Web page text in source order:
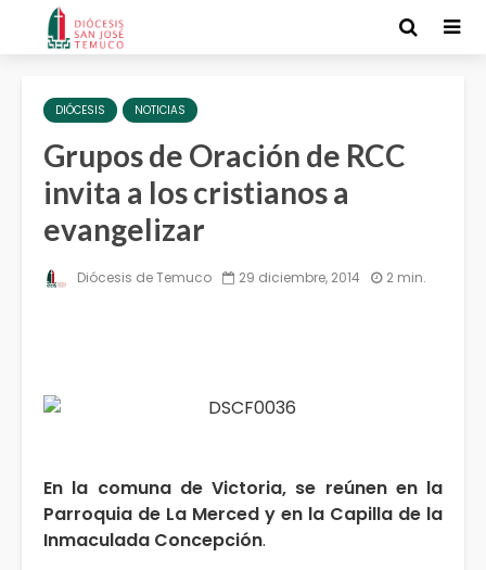
DIÓCESIS NOTICIAS
Grupos de Oración de RCC
invita a los cristianos a
evangelizar
Diócesis de Temuco 29 diciembre, 2014 2 min.
En la comuna de Victoria, se reúnen en la
Parroquia de La Merced y en la Capilla de la
Inmaculada Concepción.